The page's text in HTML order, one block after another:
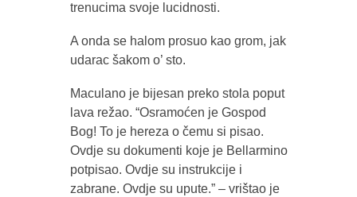
trenucima svoje lucidnosti.
A onda se halom prosuo kao grom, jak
udarac šakom o’ sto.
Maculano je bijesan preko stola poput
lava režao. “Osramoćen je Gospod
Bog! To je hereza o čemu si pisao.
Ovdje su dokumenti koje je Bellarmino
potpisao. Ovdje su instrukcije i
zabrane. Ovdje su upute.” – vrištao je